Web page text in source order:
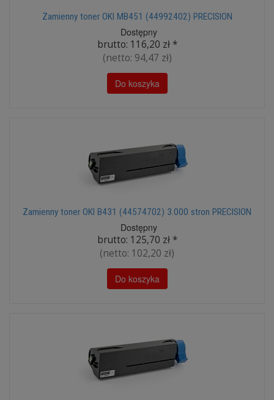
Zamienny toner OKI MB451 (44992402) PRECISION
Dostępny
brutto: 116,20 zł*
(netto: 94,47 zł)
Do koszyka
Zamienny toner OKI B431 (44574702) 3.000 stron PRECISION
Dostępny
brutto: 125,70 zł*
(netto: 102,20 zł)
Do koszyka